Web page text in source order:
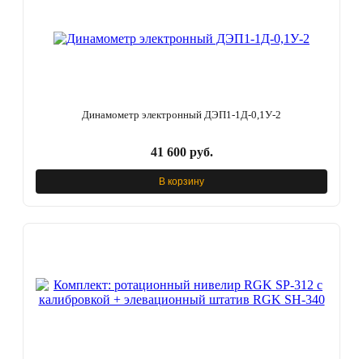
Динамометр электронный ДЭП1-1Д-0,1У-2
41 600 руб.
В корзину